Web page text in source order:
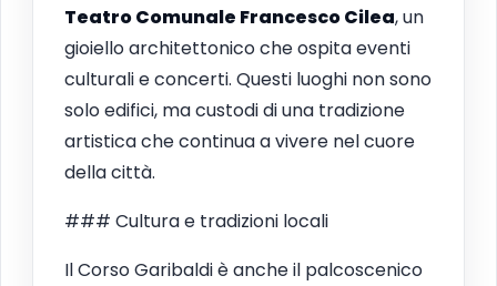
Teatro Comunale Francesco Cilea, un
gioiello architettonico che ospita eventi
culturali e concerti. Questi luoghi non sono
solo edifici, ma custodi di una tradizione
artistica che continua a vivere nel cuore
della città.
### Cultura e tradizioni locali
Il Corso Garibaldi è anche il palcoscenico